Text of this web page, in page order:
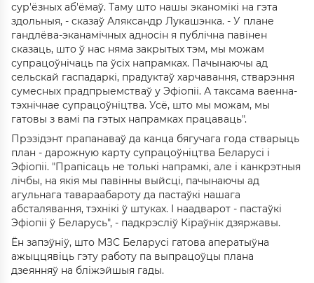
сур'ёзных аб'ёмаў. Таму што нашы эканомікі на гэта
здольныя, - сказаў Аляксандр Лукашэнка. - У плане
гандлёва-эканамічных адносін я публічна павінен
сказаць, што ў нас няма закрытых тэм, мы можам
супрацоўнічаць па ўсіх напрамках. Пачынаючы ад
сельскай гаспадаркі, прадуктаў харчавання, стварэння
сумесных прадпрыемстваў у Эфіопіі. А таксама ваенна-
тэхнічнае супрацоўніцтва. Усё, што мы можам, мы
гатовы з вамі па гэтых напрамках працаваць".
Прэзідэнт прапанаваў да канца бягучага года стварыць
план - дарожную карту супрацоўніцтва Беларусі і
Эфіопіі. "Прапісаць не толькі напрамкі, але і канкрэтныя
лічбы, на якія мы павінны выйсці, пачынаючы ад
агульнага тавараабароту да пастаўкі нашага
абсталявання, тэхнікі ў штуках. І наадварот - пастаўкі
Эфіопіі ў Беларусь", - падкрэсліў Кіраўнік дзяржавы.
Ён запэўніў, што МЗС Беларусі гатова аператыўна
ажыццявіць гэту работу па выпрацоўцы плана
дзеянняў на бліжэйшыя гады.